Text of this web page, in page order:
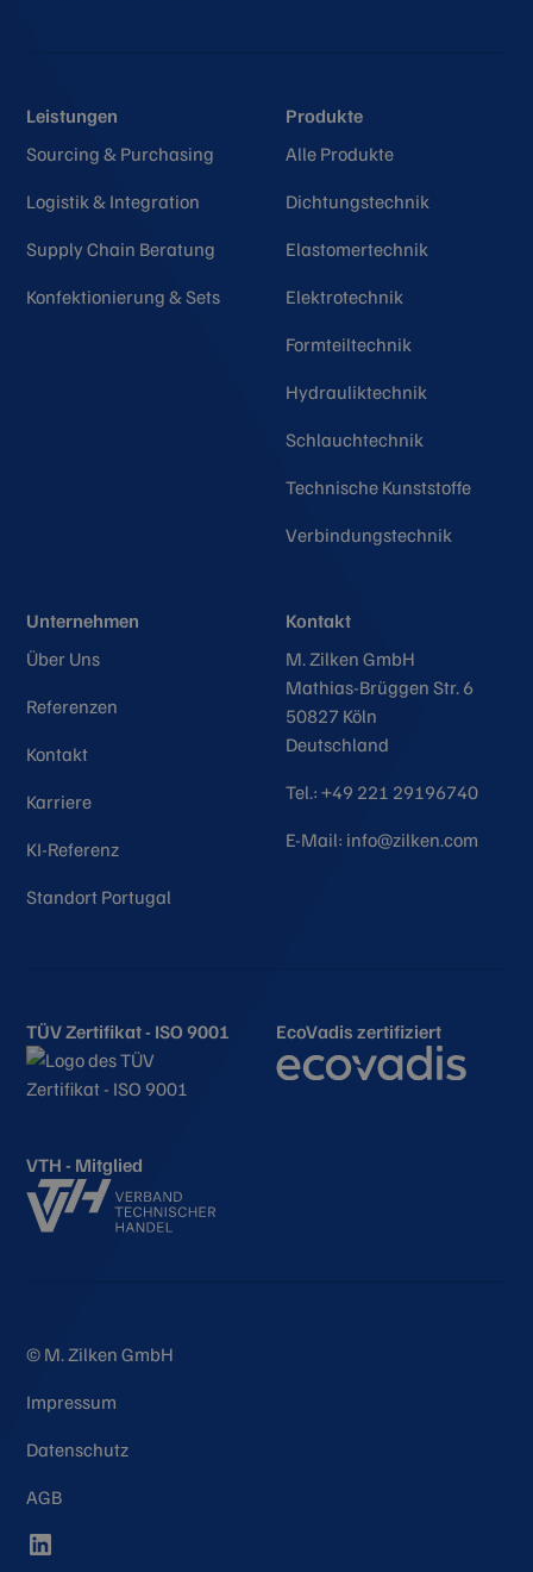
Leistungen
Sourcing & Purchasing
Logistik & Integration
Supply Chain Beratung
Konfektionierung & Sets
Produkte
Alle Produkte
Dichtungstechnik
Elastomertechnik
Elektrotechnik
Formteiltechnik
Hydrauliktechnik
Schlauchtechnik
Technische Kunststoffe
Verbindungstechnik
Unternehmen
Über Uns
Referenzen
Kontakt
Karriere
KI-Referenz
Standort Portugal
Kontakt
M. Zilken GmbH
Mathias-Brüggen Str. 6
50827 Köln
Deutschland
Tel.: +49 221 29196740
E-Mail: info@zilken.com
TÜV Zertifikat - ISO 9001 EcoVadis zertifiziert
VTH - Mitglied
© M. Zilken GmbH
Impressum
Datenschutz
AGB